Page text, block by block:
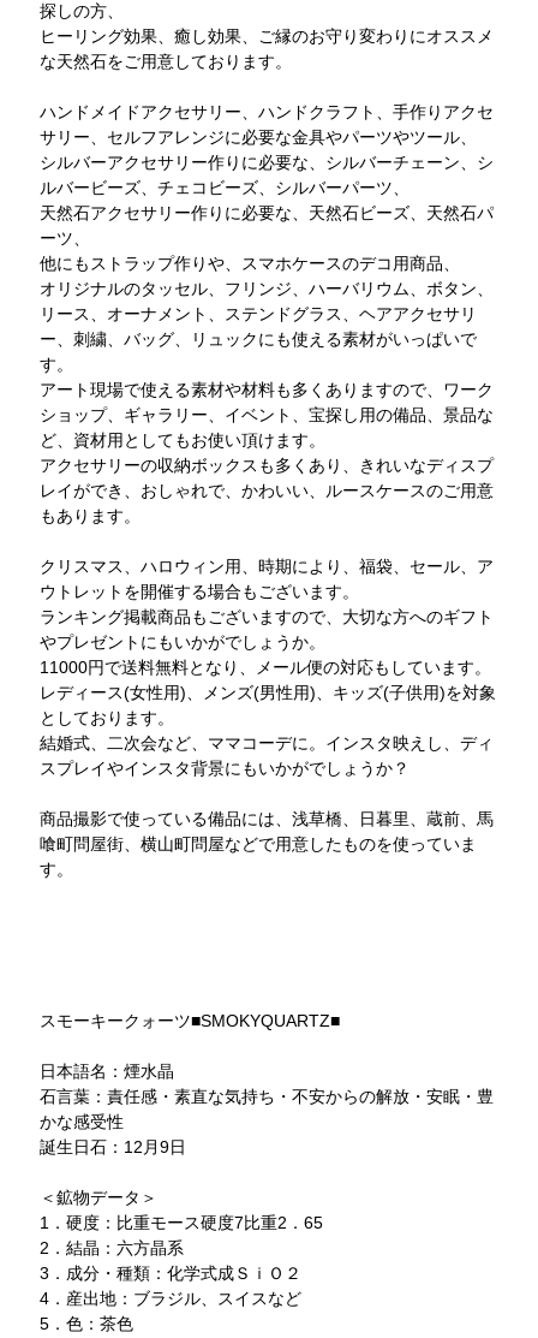
探しの方、
ヒーリング効果、癒し効果、ご縁のお守り変わりにオススメ
な天然石をご用意しております。
ハンドメイドアクセサリー、ハンドクラフト、手作りアクセ
サリー、セルフアレンジに必要な金具やパーツやツール、
シルバーアクセサリー作りに必要な、シルバーチェーン、シ
ルバービーズ、チェコビーズ、シルバーパーツ、
天然石アクセサリー作りに必要な、天然石ビーズ、天然石パ
ーツ、
他にもストラップ作りや、スマホケースのデコ用商品、
オリジナルのタッセル、フリンジ、ハーバリウム、ボタン、
リース、オーナメント、ステンドグラス、ヘアアクセサリ
ー、刺繍、バッグ、リュックにも使える素材がいっぱいで
す。
アート現場で使える素材や材料も多くありますので、ワーク
ショップ、ギャラリー、イベント、宝探し用の備品、景品な
ど、資材用としてもお使い頂けます。
アクセサリーの収納ボックスも多くあり、きれいなディスプ
レイができ、おしゃれで、かわいい、ルースケースのご用意
もあります。
クリスマス、ハロウィン用、時期により、福袋、セール、ア
ウトレットを開催する場合もございます。
ランキング掲載商品もございますので、大切な方へのギフト
やプレゼントにもいかがでしょうか。
11000円で送料無料となり、メール便の対応もしています。
レディース(女性用)、メンズ(男性用)、キッズ(子供用)を対象
としております。
結婚式、二次会など、ママコーデに。インスタ映えし、ディ
スプレイやインスタ背景にもいかがでしょうか？
商品撮影で使っている備品には、浅草橋、日暮里、蔵前、馬
喰町問屋街、横山町問屋などで用意したものを使っていま
す。
スモーキークォーツ■SMOKYQUARTZ■
日本語名：煙水晶
石言葉：責任感・素直な気持ち・不安からの解放・安眠・豊
かな感受性
誕生日石：12月9日
＜鉱物データ＞
1．硬度：比重モース硬度7比重2．65
2．結晶：六方晶系
3．成分・種類：化学式成ＳｉＯ２
4．産出地：ブラジル、スイスなど
5．色：茶色